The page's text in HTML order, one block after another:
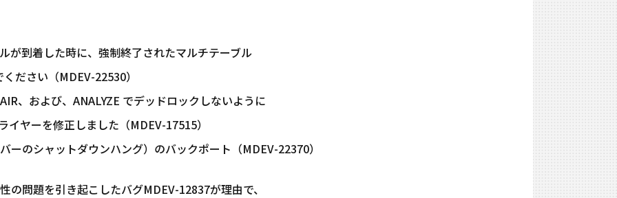
が到着した時に、強制終了されたマルチテーブル
さい（MDEV-22530）
、および、ANALYZE でデッドロックしないように
ヤーを修正しました（MDEV-17515）
ーのシャットダウンハング）のバックポート（MDEV-22370）
題を引き起こしたバグMDEV-12837が理由で、